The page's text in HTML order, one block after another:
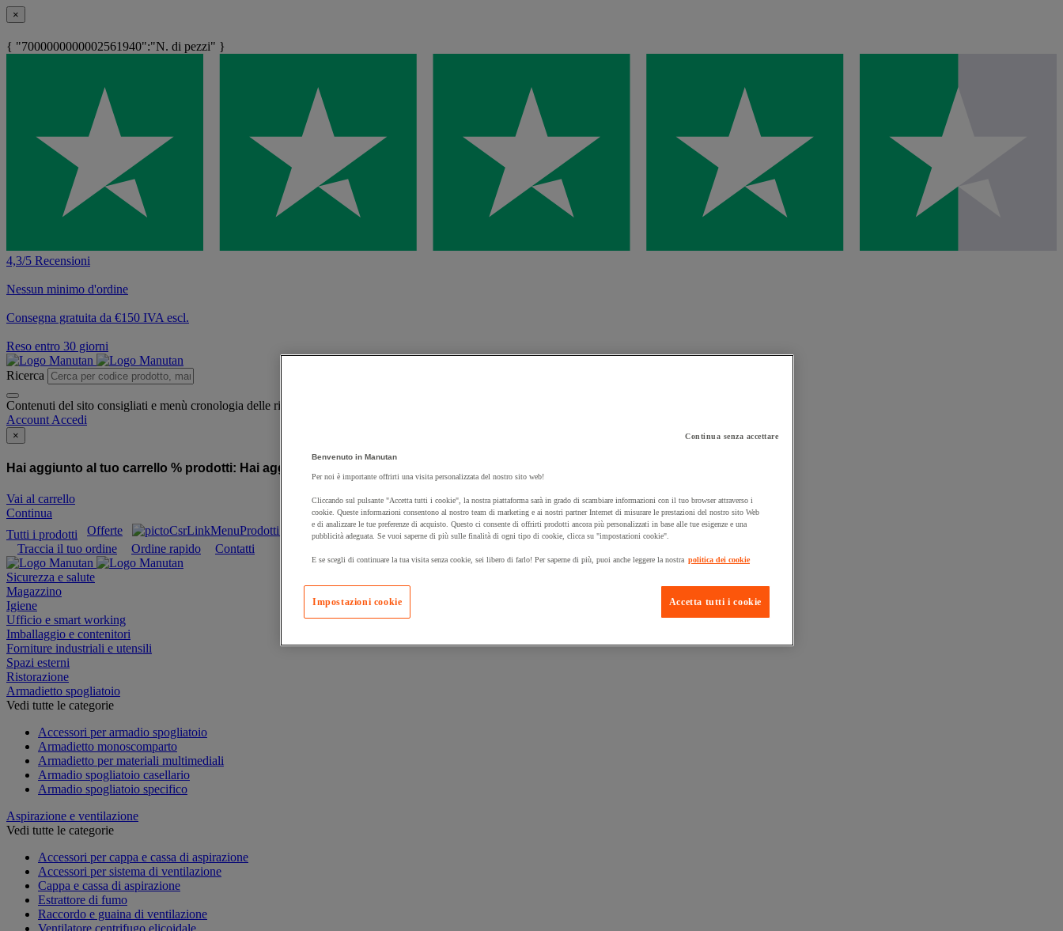
×
{ "7000000000002561940":"N. di pezzi" }
4,3/5 Recensioni
Nessun minimo d'ordine
Consegna gratuita da €150 IVA escl.
Reso entro 30 giorni
Ricerca
Contenuti del sito consigliati e menù cronologia delle ricerche
Account Accedi
×
Hai aggiunto al tuo carrello % prodotti: Hai aggiunto al tuo carrello un prodotto:
Vai al carrello
Continua
Tutti i prodotti
Offerte Prodotti sostenibili Manutan Expert
Prodotti in pronta consegna
Traccia il tuo ordine
Ordine rapido Contatti
Sicurezza e salute
Magazzino
Igiene
Ufficio e smart working
Imballaggio e contenitori
Forniture industriali e utensili
Spazi esterni
Ristorazione
Armadietto spogliatoio
Vedi tutte le categorie
Accessori per armadio spogliatoio
Armadietto monoscomparto
Armadietto per materiali multimediali
Armadio spogliatoio casellario
Armadio spogliatoio specifico
Aspirazione e ventilazione
Vedi tutte le categorie
Accessori per cappa e cassa di aspirazione
Accessori per sistema di ventilazione
Cappa e cassa di aspirazione
Estrattore di fumo
Raccordo e guaina di ventilazione
Ventilatore centrifugo elicoidale
Continua senza accettare
Benvenuto in Manutan
Per noi è importante offrirti una visita personalizzata del nostro sito web!
Cliccando sul pulsante "Accetta tutti i cookie", la nostra piattaforma sarà in grado di scambiare informazioni con il tuo browser attraverso i
cookie. Queste informazioni consentono al nostro team di marketing e ai nostri partner Internet di misurare le prestazioni del nostro sito Web
e di analizzare le tue preferenze di acquisto. Questo ci consente di offrirti prodotti ancora più personalizzati in base alle tue esigenze e una
pubblicità adeguata. Se vuoi saperne di più sulle finalità di ogni tipo di cookie, clicca su "impostazioni cookie".
E se scegli di continuare la tua visita senza cookie, sei libero di farlo! Per saperne di più, puoi anche leggere la nostra politica dei cookie
Accetta tutti i cookie
Impostazioni cookie